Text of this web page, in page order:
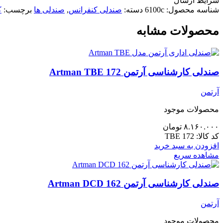
شناسه محصول: 6100c دسته: صندلی کنفرانس, صندلی ها برچسب:
محصولات مشابه
صندلی کارشناسی آرتمن 172 Artman TBE
آرتمن
محصولات موجود
۸.۱۶۰.۰۰۰ تومان
کد کالا: TBE 172
افزودن به سبد خرید
مشاهده سریع
صندلی کارشناسی آرتمن Artman DCD 162
آرتمن
محصولات موجود